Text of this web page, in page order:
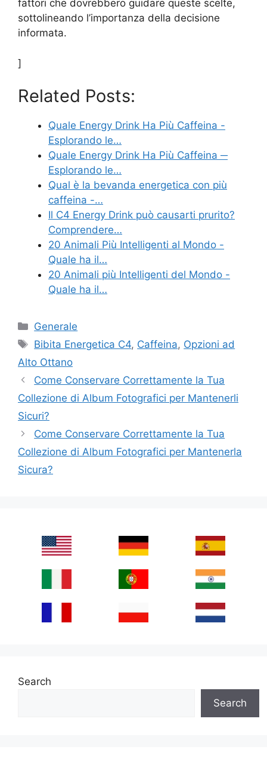
fattori che dovrebbero guidare queste scelte,
sottolineando l’importanza della decisione
informata.
]
Related Posts:
Quale Energy Drink Ha Più Caffeina -
Esplorando le…
Quale Energy Drink Ha Più Caffeina ─
Esplorando le…
Qual è la bevanda energetica con più
caffeina -…
Il C4 Energy Drink può causarti prurito?
Comprendere…
20 Animali Più Intelligenti al Mondo -
Quale ha il…
20 Animali più Intelligenti del Mondo -
Quale ha il…
Categories
Generale
Tags
Bibita Energetica C4, Caffeina, Opzioni ad
Alto Ottano
Come Conservare Correttamente la Tua
Collezione di Album Fotografici per Mantenerli
Sicuri?
Come Conservare Correttamente la Tua
Collezione di Album Fotografici per Mantenerla
Sicura?
Search
Search